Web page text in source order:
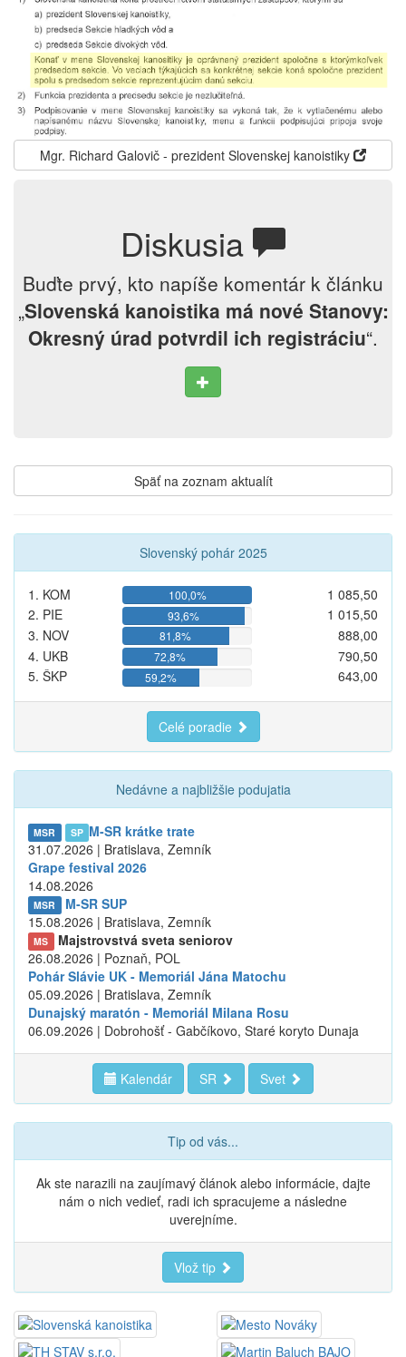
Mgr. Richard Galovič - prezident Slovenskej kanoistiky
Diskusia
Buďte prvý, kto napíše komentár k článku
„Slovenská kanoistika má nové Stanovy:
Okresný úrad potvrdil ich registráciu“.
Späť na zoznam aktualít
Slovenský pohár 2025
1. KOM 100,0%
1 085,50
2. PIE
93,6%
1 015,50
3. NOV
81,8%
888,00
4. UKB
72,8%
790,50
5. ŠKP
59,2% 643,00
Celé poradie
Nedávne a najbližšie podujatia
MSR SP M-SR krátke trate
31.07.2026 | Bratislava, Zemník
Grape festival 2026
14.08.2026
MSR
M-SR SUP
15.08.2026 | Bratislava, Zemník
MS
Majstrovstvá sveta seniorov
26.08.2026 | Poznaň, POL
Pohár Slávie UK - Memoriál Jána Matochu
05.09.2026 | Bratislava, Zemník
Dunajský maratón - Memoriál Milana Rosu
06.09.2026 | Dobrohošť - Gabčíkovo, Staré koryto Dunaja
Kalendár SR Svet
Tip od vás...
Ak ste narazili na zaujímavý článok alebo informácie, dajte
nám o nich vedieť, radi ich spracujeme a následne
uverejníme.
Vlož tip